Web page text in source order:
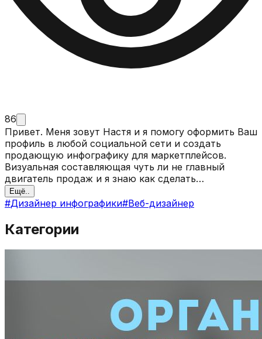
86
Привет. Меня зовут Настя и я помогу оформить Ваш
профиль в любой социальной сети и создать
продающую инфографику для маркетплейсов.
Визуальная составляющая чуть ли не главный
двигатель продаж и я знаю как сделать
качественно. Мои услуги: - Оформление аккаунтов -
Ведение аккаунтов - Оформление сторис и Reels -
Вконтакте - Логотипы - Буклеты, афиши и визитки
Я не использую шаблоны, а делаю каждую работу
оригинальной.
Ещё..
#Дизайнер инфографики#Веб-дизайнер
Категории